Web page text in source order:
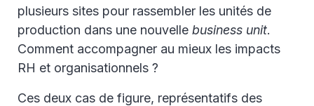
plusieurs sites pour rassembler les unités de
production dans une nouvelle business unit.
Comment accompagner au mieux les impacts
RH et organisationnels ?
Ces deux cas de figure, représentatifs des